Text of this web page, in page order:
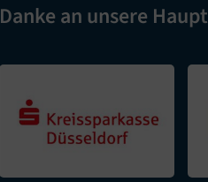
Danke an unsere